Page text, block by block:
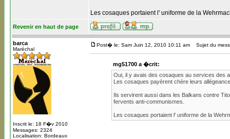
Les cosaques portaient l' uniforme de la
Revenir en haut de page
barca
Maréchal
Inscrit le: 18 F�v 2010
Messages: 2324
Localisation: Bordeaux
Post� le: Sam Juin 12, 2010 10:11 am Sujet du
mg51700 a �crit:
Oui, il y avais des cosaques au services des
Les cosaques payèrent chère leurs
Ils servirent aussi dans les Balkans contre
fervents anti-communismes.
Les cosaques portaient l' uniforme de la